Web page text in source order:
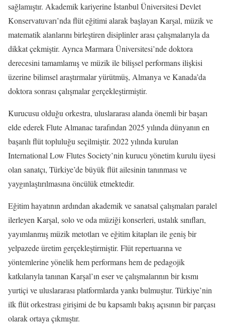
sağlamıştır. Akademik kariyerine İstanbul Üniversitesi Devlet
Konservatuvarı’nda flüt eğitimi alarak başlayan Karşal, müzik ve
matematik alanlarını birleştiren disiplinler arası çalışmalarıyla da
dikkat çekmiştir. Ayrıca Marmara Üniversitesi’nde doktora
derecesini tamamlamış ve müzik ile bilişsel performans ilişkisi
üzerine bilimsel araştırmalar yürütmüş, Almanya ve Kanada’da
doktora sonrası çalışmalar gerçekleştirmiştir.
Kurucusu olduğu orkestra, uluslararası alanda önemli bir başarı
elde ederek Flute Almanac tarafından 2025 yılında dünyanın en
başarılı flüt topluluğu seçilmiştir. 2022 yılında kurulan
International Low Flutes Society’nin kurucu yönetim kurulu üyesi
olan sanatçı, Türkiye’de büyük flüt ailesinin tanınması ve
yaygınlaştırılmasına öncülük etmektedir.
Eğitim hayatının ardından akademik ve sanatsal çalışmaları paralel
ilerleyen Karşal, solo ve oda müziği konserleri, ustalık sınıfları,
yayımlanmış müzik metotları ve eğitim kitapları ile geniş bir
yelpazede üretim gerçekleştirmiştir. Flüt repertuarına ve
yöntemlerine yönelik hem performans hem de pedagojik
katkılarıyla tanınan Karşal’ın eser ve çalışmalarının bir kısmı
yurtiçi ve uluslararası platformlarda yankı bulmuştur. Türkiye’nin
ilk flüt orkestrası girişimi de bu kapsamlı bakış açısının bir parçası
olarak ortaya çıkmıştır.